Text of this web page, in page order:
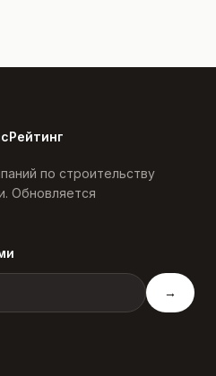
по строительству
Обновляется
→